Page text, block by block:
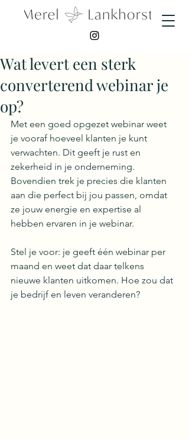
Wat levert een sterk
converterend webinar je
op?
Met een goed opgezet webinar weet
je vooraf hoeveel klanten je kunt
verwachten. Dit geeft je rust en
zekerheid in je onderneming.
Bovendien trek je precies die klanten
aan die perfect bij jou passen, omdat
ze jouw energie en expertise al
hebben ervaren in je webinar.
Stel je voor: je geeft één webinar per
maand en weet dat daar telkens
nieuwe klanten uitkomen. Hoe zou dat
je bedrijf en leven veranderen?